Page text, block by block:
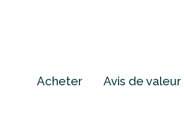
Acheter Avis de valeur